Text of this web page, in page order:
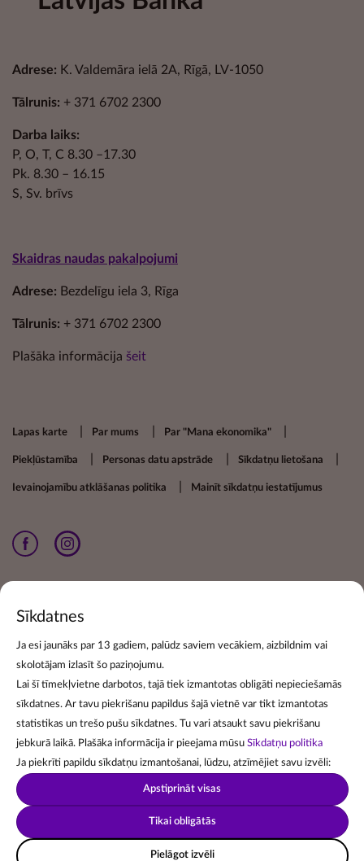
Sīkdatnes
Ja esi jaunāks par 13 gadiem, palūdz saviem vecākiem, aizbildnim vai
skolotājam izlasīt šo paziņojumu.
Lai šī tīmekļvietne darbotos, tajā tiek izmantotas obligāti nepieciešamās
sīkdatnes. Ar tavu piekrišanu papildus šajā vietnē var tikt izmantotas
statistikas un trešo pušu sīkdatnes. Tu vari atsaukt savu piekrišanu
jebkurā laikā. Plašāka informācija ir pieejama mūsu Sīkdatņu politika
Ja piekrīti papildu sīkdatņu izmantošanai, lūdzu, atzīmējiet savu izvēli:
Apstiprināt visas
Tikai obligātās
Pielāgot izvēli
Adrese: K. Valdemāra ielā 2A, Rīgā, LV-1050
Tālrunis: + 371 6702 2300
Darba laiks:
P, O, T, C 8.30 –17.30
Pk. 8.30 – 16.15
S, Sv. brīvs
Skaidras naudas pakalpojumi
Adrese: Bezdelīgu iela 3, Rīga
Tālrunis: + 371 6702 2300
Plašāka informācija šeit
Footer secondary menu
Lapas karte Par mums Par "Mana ekonomika"
Piekļūstamība Personas datu apstrāde Sīkdatņu lietošana
Ievainojamību atklāšanas politika Mainīt sīkdatņu iestatījumus
Pieraksties jaunumiem
Enter your email address to receive newsletters from us.
Piekrītu jaunumu saņemšanasnoteikumiem